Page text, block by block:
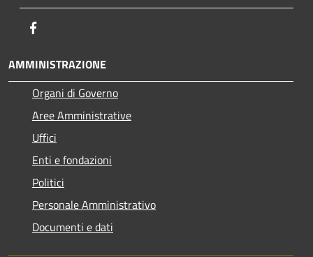
AMMINISTRAZIONE
Organi di Governo
Aree Amministrative
Uffici
Enti e fondazioni
Politici
Personale Amministrativo
Documenti e dati